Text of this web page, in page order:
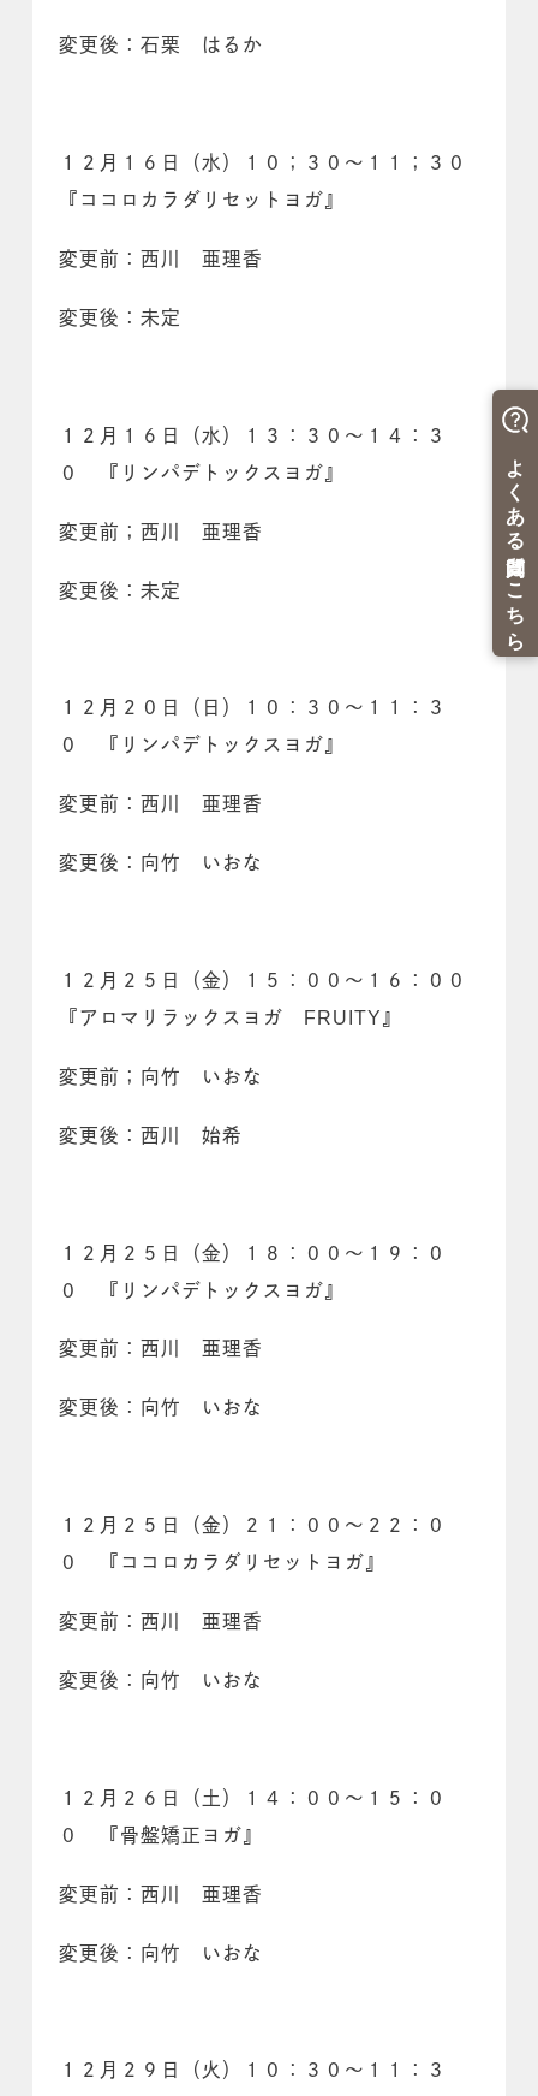
変更後：石栗 はるか
１２月１６日（水）１０；３０～１１；３０
『ココロカラダリセットヨガ』
変更前：西川 亜理香
変更後：未定
１２月１６日（水）１３：３０～１４：３
０ 『リンパデトックスヨガ』
変更前；西川 亜理香
変更後：未定
１２月２０日（日）１０：３０～１１：３
０ 『リンパデトックスヨガ』
変更前：西川 亜理香
変更後：向竹 いおな
１２月２５日（金）１５：００～１６：００
『アロマリラックスヨガ FRUITY』
変更前；向竹 いおな
変更後：西川 始希
１２月２５日（金）１８：００～１９：０
０ 『リンパデトックスヨガ』
変更前：西川 亜理香
変更後：向竹 いおな
１２月２５日（金）２１：００～２２：０
０ 『ココロカラダリセットヨガ』
変更前：西川 亜理香
変更後：向竹 いおな
１２月２６日（土）１４：００～１５：０
０ 『骨盤矯正ヨガ』
変更前：西川 亜理香
変更後：向竹 いおな
１２月２９日（火）１０：３０～１１：３